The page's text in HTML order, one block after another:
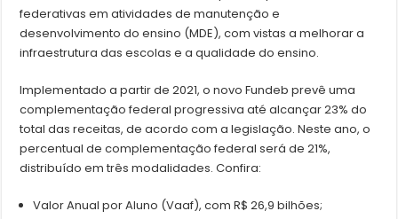
federativas em atividades de manutenção e
desenvolvimento do ensino (MDE), com vistas a melhorar a
infraestrutura das escolas e a qualidade do ensino.
Implementado a partir de 2021, o novo Fundeb prevê uma
complementação federal progressiva até alcançar 23% do
total das receitas, de acordo com a legislação. Neste ano, o
percentual de complementação federal será de 21%,
distribuído em três modalidades. Confira:
Valor Anual por Aluno (Vaaf), com R$ 26,9 bilhões;